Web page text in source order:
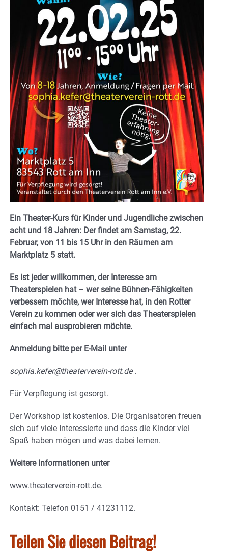
Ein Theater-Kurs für Kinder und Jugendliche zwischen
acht und 18 Jahren: Der findet am Samstag, 22.
Februar, von 11 bis 15 Uhr in den Räumen am
Marktplatz 5 statt.
Es ist jeder willkommen, der Interesse am
Theaterspielen hat – wer seine Bühnen-Fähigkeiten
verbessern möchte, wer Interesse hat, in den Rotter
Verein zu kommen oder wer sich das Theaterspielen
einfach mal ausprobieren möchte.
Anmeldung bitte per E-Mail unter
sophia.kefer@theaterverein-rott.de .
Für Verpflegung ist gesorgt.
Der Workshop ist kostenlos. Die Organisatoren freuen
sich auf viele Interessierte und dass die Kinder viel
Spaß haben mögen und was dabei lernen.
Weitere Informationen unter
www.theaterverein-rott.de.
Kontakt: Telefon 0151 / 41231112.
Teilen Sie diesen Beitrag!